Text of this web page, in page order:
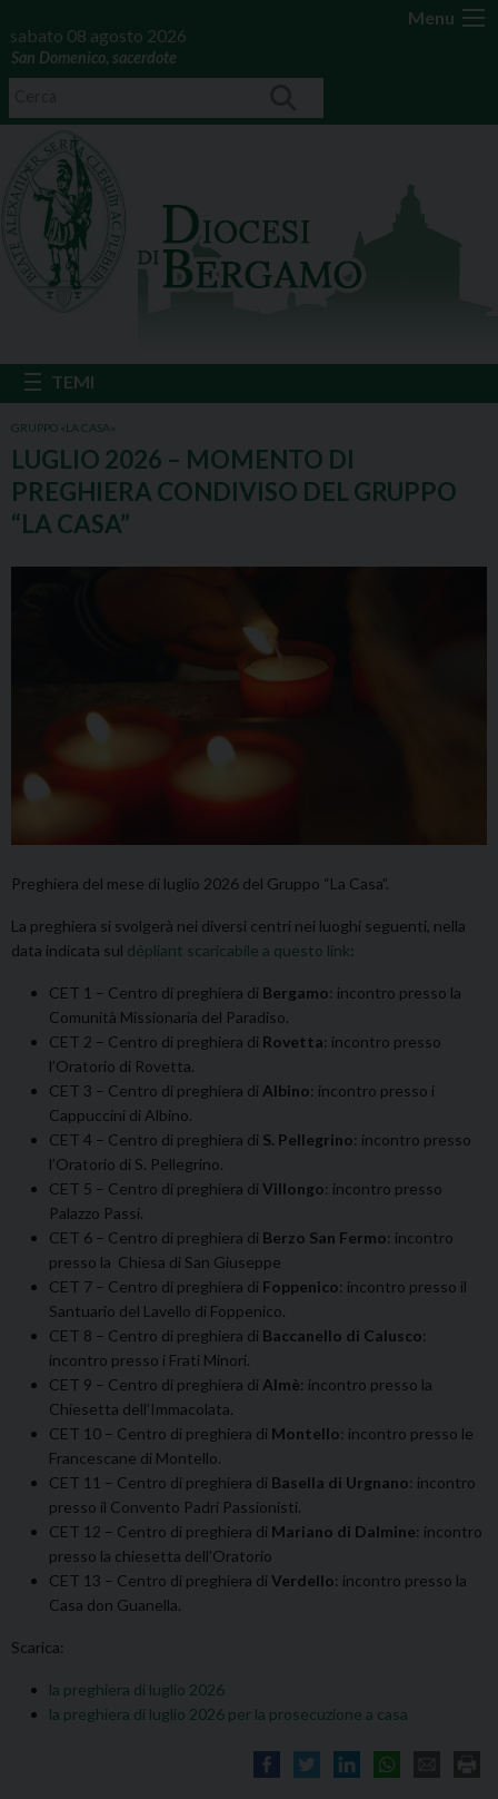
Menu
sabato 08 agosto 2026
San Domenico, sacerdote
GRUPPO «LA CASA»
LUGLIO 2026 – MOMENTO DI
PREGHIERA CONDIVISO DEL GRUPPO
“LA CASA”
Preghiera del mese di luglio 2026 del Gruppo “La Casa”.
La preghiera si svolgerà nei diversi centri nei luoghi seguenti, nella
data indicata sul dépliant scaricabile a questo link:
CET 1 – Centro di preghiera di Bergamo: incontro presso la
Comunità Missionaria del Paradiso.
CET 2 – Centro di preghiera di Rovetta: incontro presso
l’Oratorio di Rovetta.
CET 3 – Centro di preghiera di Albino: incontro presso i
Cappuccini di Albino.
CET 4 – Centro di preghiera di S. Pellegrino: incontro presso
l’Oratorio di S. Pellegrino.
CET 5 – Centro di preghiera di Villongo: incontro presso
Palazzo Passi.
CET 6 – Centro di preghiera di Berzo San Fermo: incontro
presso la Chiesa di San Giuseppe
CET 7 – Centro di preghiera di Foppenico: incontro presso il
Santuario del Lavello di Foppenico.
CET 8 – Centro di preghiera di Baccanello di Calusco:
incontro presso i Frati Minori.
CET 9 – Centro di preghiera di Almè: incontro presso la
Chiesetta dell’Immacolata.
CET 10 – Centro di preghiera di Montello: incontro presso le
Francescane di Montello.
CET 11 – Centro di preghiera di Basella di Urgnano: incontro
presso il Convento Padri Passionisti.
CET 12 – Centro di preghiera di Mariano di Dalmine: incontro
presso la chiesetta dell’Oratorio
CET 13 – Centro di preghiera di Verdello: incontro presso la
Casa don Guanella.
Scarica:
la preghiera di luglio 2026
la preghiera di luglio 2026 per la prosecuzione a casa